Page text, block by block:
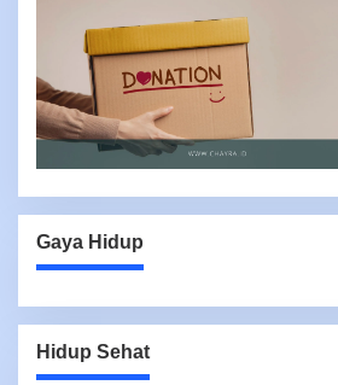
Gaya Hidup
Hidup Sehat